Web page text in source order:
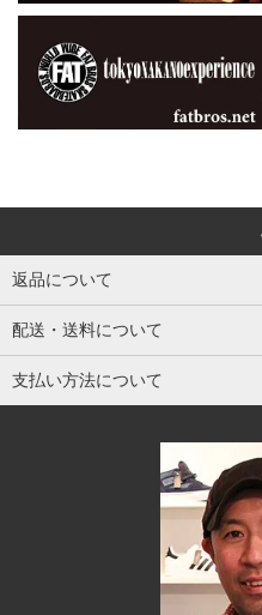
返品について
配送・送料について
支払い方法について